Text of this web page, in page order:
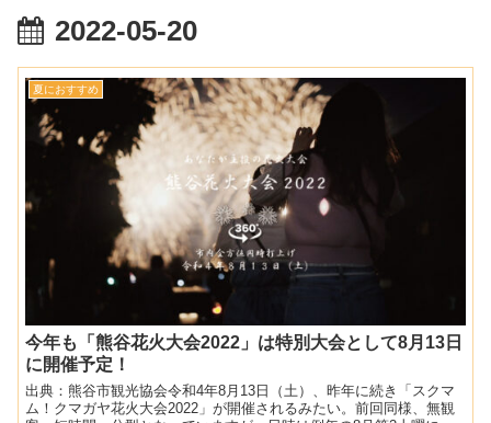
2022-05-20
夏におすすめ
今年も「熊谷花火大会2022」は特別大会として8月13日
に開催予定！
出典：熊谷市観光協会令和4年8月13日（土）、昨年に続き「スクマ
ム！クマガヤ花火大会2022」が開催されるみたい。前回同様、無観